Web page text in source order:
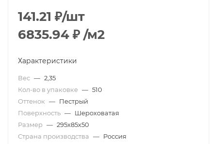
141.21 ₽/шт
6835.94 ₽ /м2
Характеристики
Вес — 2,35
Кол-во в упаковке — 510
Оттенок — Пестрый
Поверхность — Шероховатая
Размер — 295х85х50
Страна производства — Россия